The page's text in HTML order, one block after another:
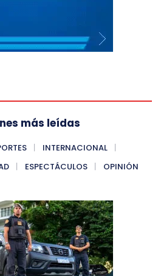
más leídas
INTERNACIONAL
ESPECTÁCULOS OPINIÓN